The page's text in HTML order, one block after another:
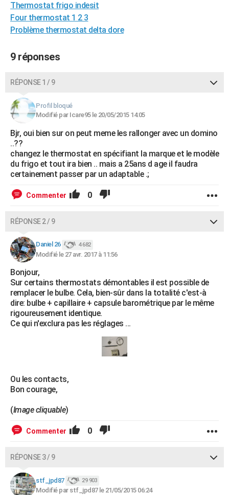
Carte de Noël
Carte Bonne année
Carte Saint-Valentin
Carte Pâques
Carte d'anniversaire
DICTIONNAIRE
Dictionnaire
Biographies
Citations
Expressions
Proverbes
PROGRAMME TV
COPAINS D'AVANT
FORUM
Bricolage
Lifestyle
Culture
Sport
Auto
Television
Voyage
Cinema
Thermostat frigo indesit
Four thermostat 1 2 3
Problème thermostat delta dore
9 réponses
RÉPONSE 1 / 9
Profil bloqué
Modifié par Icare95 le 20/05/2015 14:05
Bjr, oui bien sur on peut meme les rallonger avec un domino
..??
changez le thermostat en spécifiant la marque et le modèle
du frigo et tout ira bien .. mais a 25ans d age il faudra
certainement passer par un adaptable .;
Commenter 0
RÉPONSE 2 / 9
Daniel 26 4 682
Modifié le 27 avr. 2017 à 11:56
Bonjour,
Sur certains thermostats démontables il est possible de
remplacer le bulbe. Cela, bien-sûr dans la totalité c'est-à
dire: bulbe + capillaire + capsule barométrique par le même
rigoureusement identique.
Ce qui n'exclura pas les réglages ...
Ou les contacts,
Bon courage,
(Image cliquable)
Commenter 0
RÉPONSE 3 / 9
stf_jpd87 29 903
Modifié par stf_jpd87 le 21/05/2015 06:24